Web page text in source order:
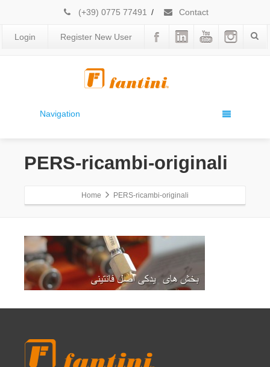
(+39) 0775 77491 / Contact
Login Register New User
Navigation
PERS-ricambi-originali
Home PERS-ricambi-originali